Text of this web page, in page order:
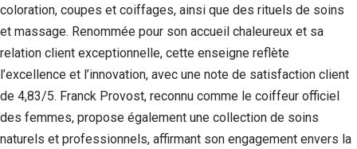
coloration, coupes et coiffages, ainsi que des rituels de soins
et massage. Renommée pour son accueil chaleureux et sa
relation client exceptionnelle, cette enseigne reflète
l’excellence et l’innovation, avec une note de satisfaction client
de 4,83/5. Franck Provost, reconnu comme le coiffeur officiel
des femmes, propose également une collection de soins
naturels et professionnels, affirmant son engagement envers la